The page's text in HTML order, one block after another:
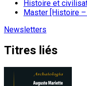
Histoire et
Master [Histoire
Newsletters
Titres liés